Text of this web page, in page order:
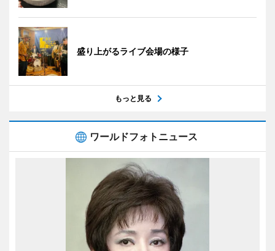
盛り上がるライブ会場の様子
もっと見る
ワールドフォトニュース